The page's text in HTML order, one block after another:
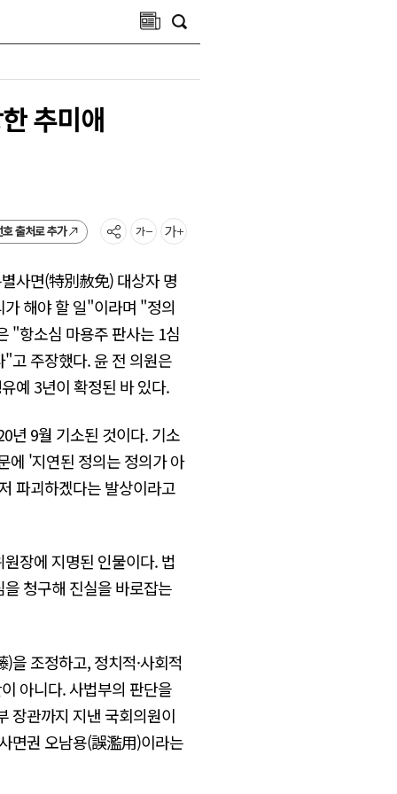
추미애
출처로 추가
사면(特別赦免) 대상자 명
해야 할 일"이라며 "정의
"항소심 마용주 판사는 1심
고 주장했다. 윤 전 의원은
예 3년이 확정된 바 있다.
년 9월 기소된 것이다. 기소
에 '지연된 정의는 정의가 아
파괴하겠다는 발상이라고
장에 지명된 인물이다. 법
청구해 진실을 바로잡는
조정하고, 정치적·사회적
아니다. 사법부의 판단을
장관까지 지낸 국회의원이
면권 오남용(誤濫用)이라는